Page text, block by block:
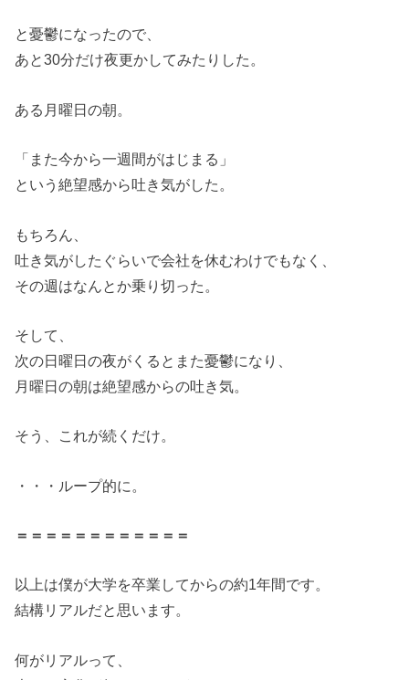
と憂鬱になったので、
あと30分だけ夜更かしてみたりした。
ある月曜日の朝。
「また今から一週間がはじまる」
という絶望感から吐き気がした。
もちろん、
吐き気がしたぐらいで会社を休むわけでもなく、
その週はなんとか乗り切った。
そして、
次の日曜日の夜がくるとまた憂鬱になり、
月曜日の朝は絶望感からの吐き気。
そう、これが続くだけ。
・・・ループ的に。
＝＝＝＝ ＝＝＝＝ ＝＝＝＝
以上は僕が大学を卒業してからの約1年間です。
結構リアルだと思います。
何がリアルって、